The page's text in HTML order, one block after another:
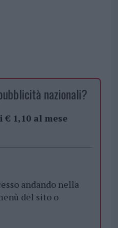
nazionali?
€ 1,10 al mese
andando nella
del sito o